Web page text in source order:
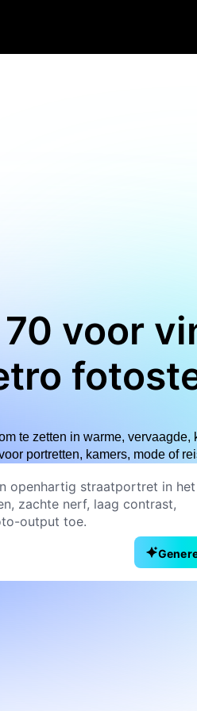
voor
te zetten in warme, vervaagde,
portretten, kamers, mode of